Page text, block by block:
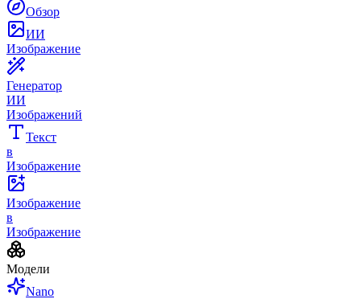
Обзор
ИИ
Изображение
Генератор
ИИ
Изображений
Текст
в
Изображение
Изображение
в
Изображение
Модели
Nano